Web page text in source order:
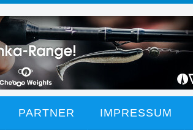
PARTNER IMPRESSUM